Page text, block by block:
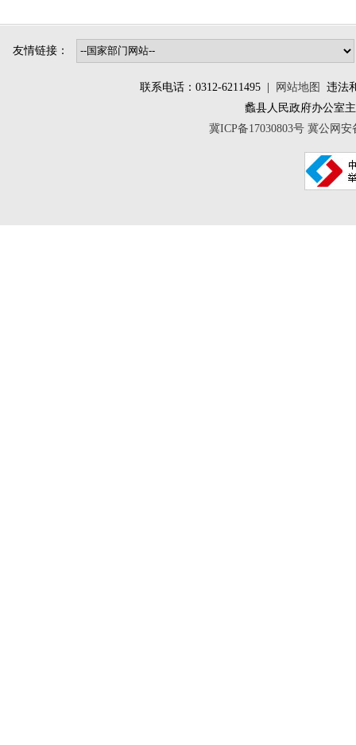
友情链接：
联系电话：0312-6211495 | 网站地图
违法
蠡县人民政府办公
冀ICP备17030803号 冀公网安